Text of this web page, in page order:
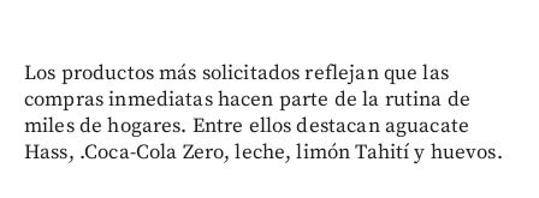
Los productos más solicitados reflejan que las
compras inmediatas hacen parte de la rutina de
miles de hogares. Entre ellos destacan aguacate
Hass, .Coca-Cola Zero, leche, limón Tahití y huevos.